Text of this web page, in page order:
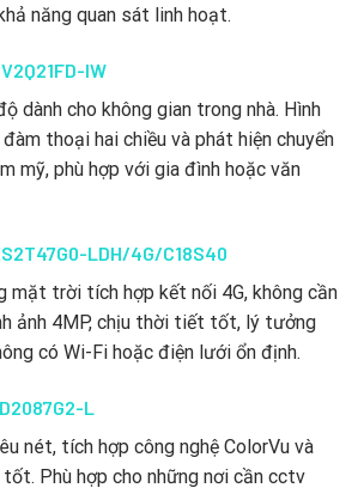
năng quan sát linh hoạt.
IW
dành cho không gian trong nhà. Hình
thoại hai chiều và phát hiện chuyển
mỹ, phù hợp với gia đình hoặc văn
LDH/4G/C18S40
mặt trời tích hợp kết nối 4G, không cần
ảnh 4MP, chịu thời tiết tốt, lý tưởng
có Wi-Fi hoặc điện lưới ổn định.
L
nét, tích hợp công nghệ ColorVu và
Phù hợp cho những nơi cần cctv